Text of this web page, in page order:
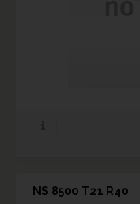
NS 8500 T21 R40